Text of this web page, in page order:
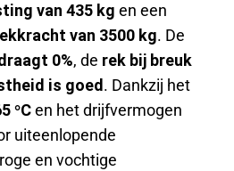
van 435 kg en een
van 3500 kg. De
0%, de rek bij breuk
is goed . Dankzij het
°Cen het drijfvermogen
uiteenlopende
en vochtige